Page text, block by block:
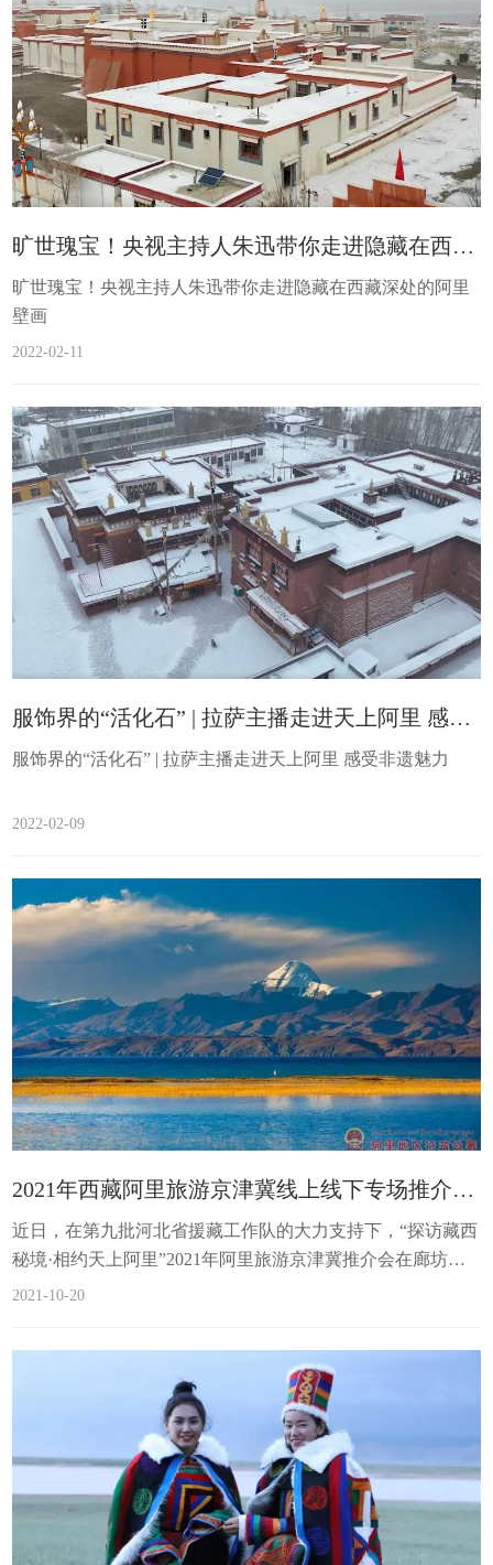
饰”的普兰少女。人民网 ...
旷世瑰宝！央视主持人朱迅带你走进隐藏在西藏深处的阿里壁画
旷世瑰宝！央视主持人朱迅带你走进隐藏在西藏深处的阿里
壁画
2022-02-11
服饰界的“活化石” | 拉萨主播走进天上阿里 感受非遗魅力 ​
服饰界的“活化石” | 拉萨主播走进天上阿里 感受非遗魅力
2022-02-09
2021年西藏阿里旅游京津冀线上线下专场推介会在廊坊举办
近日，在第九批河北省援藏工作队的大力支持下，“探访藏西
秘境·相约天上阿里”2021年阿里旅游京津冀推介会在廊坊举
办。推介会由西藏阿里地区旅游发展局主办，河北省文化和
游股份、西藏旅投、阿里风云旅游、阿里欧威制氧给予了大
力的支持。河北省文化和旅游厅党组副书记、副厅长、一级
巡视员翟玉虎，阿里地区旅游发展...
2021-10-20